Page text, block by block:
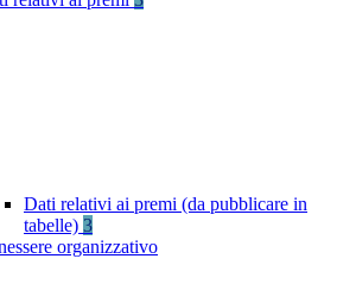
Dati relativi ai premi (da pubblicare in
tabelle) 3
organizzativo